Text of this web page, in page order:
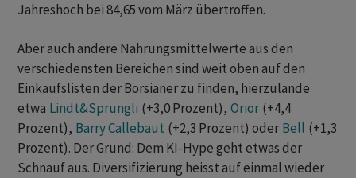
Jahreshoch bei 84,65 vom März übertroffen.
Aber auch andere Nahrungsmittelwerte aus den
verschiedensten Bereichen sind weit oben auf den
Einkaufslisten der Börsianer zu finden, hierzulande
etwa Lindt&Sprüngli (+3,0 Prozent), Orior (+4,4
Prozent), Barry Callebaut (+2,3 Prozent) oder Bell (+1,3
Prozent). Der Grund: Dem KI-Hype geht etwas der
Schnauf aus. Diversifizierung heisst auf einmal wieder